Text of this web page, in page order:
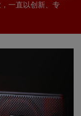
一直以创新、专